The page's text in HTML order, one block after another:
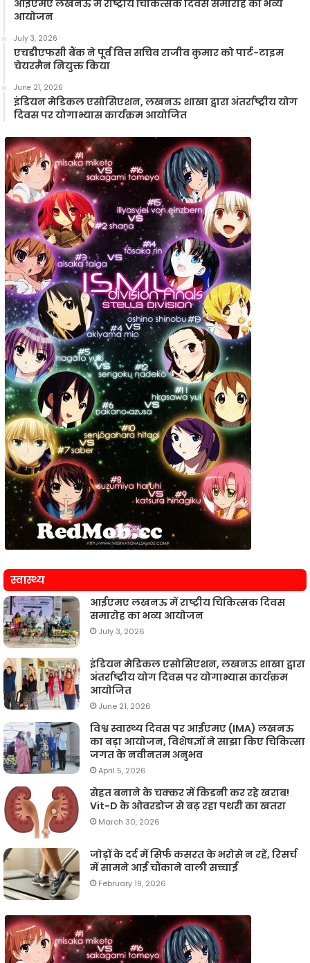
आईएमए लखनऊ में राष्ट्रीय चिकित्सक दिवस समारोह का भव्य
आयोजन
July 3, 2026
एचडीएफसी बैंक ने पूर्व वित्त सचिव राजीव कुमार को पार्ट-टाइम
चेयरमैन नियुक्त किया
June 21, 2026
इंडियन मेडिकल एसोसिएशन, लखनऊ शाखा द्वारा अंतर्राष्ट्रीय योग
दिवस पर योगाभ्यास कार्यक्रम आयोजित
स्वास्थ्य
आईएमए लखनऊ में राष्ट्रीय चिकित्सक दिवस
समारोह का भव्य आयोजन
July 3, 2026
इंडियन मेडिकल एसोसिएशन, लखनऊ शाखा द्वारा
अंतर्राष्ट्रीय योग दिवस पर योगाभ्यास कार्यक्रम
आयोजित
June 21, 2026
विश्व स्वास्थ्य दिवस पर आईएमए (IMA) लखनऊ
का बड़ा आयोजन, विशेषज्ञों ने साझा किए चिकित्सा
जगत के नवीनतम अनुभव
April 5, 2026
सेहत बनाने के चक्कर में किडनी कर रहे खराब!
Vit-D के ओवरडोज से बढ़ रहा पथरी का खतरा
March 30, 2026
जोड़ों के दर्द में सिर्फ कसरत के भरोसे न रहें, रिसर्च
में सामने आई चौंकाने वाली सच्चाई
February 19, 2026